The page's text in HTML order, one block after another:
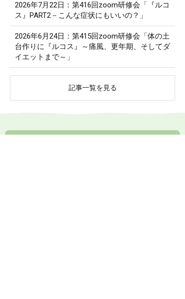
2026年7月22日：第416回zoom研修会「『ルコ
ス』PART2－こんな症状にもいいの？」
2026年6月24日：第415回zoom研修会「体の土
台作りに『ルコス』～痛風、更年期、そしてダ
イエットまで～」
記事一覧を見る